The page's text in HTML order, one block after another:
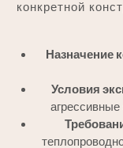
конкретной
Назначение
Условия